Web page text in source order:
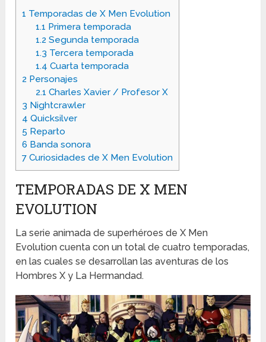
1 Temporadas de X Men Evolution
1.1 Primera temporada
1.2 Segunda temporada
1.3 Tercera temporada
1.4 Cuarta temporada
2 Personajes
2.1 Charles Xavier / Profesor X
3 Nightcrawler
4 Quicksilver
5 Reparto
6 Banda sonora
7 Curiosidades de X Men Evolution
TEMPORADAS DE X MEN
EVOLUTION
La serie animada de superhéroes de X Men
Evolution cuenta con un total de cuatro temporadas,
en las cuales se desarrollan las aventuras de los
Hombres X y La Hermandad.